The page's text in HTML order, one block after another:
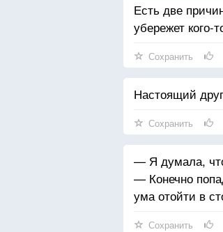
Есть две
убережет кого-
Сохранить
Настоящий
Сохранить
— Я думала,
— Конечно
ума отойти в
Сохранить